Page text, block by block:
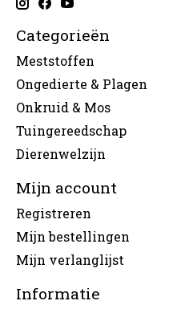
Categorieën
Meststoffen
Ongedierte & Plagen
Onkruid & Mos
Tuingereedschap
Dierenwelzijn
Mijn account
Registreren
Mijn bestellingen
Mijn verlanglijst
Informatie